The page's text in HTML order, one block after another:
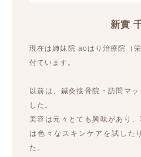
新實
現在は姉妹院 aoはり治療院（
付ています。
以前は、鍼灸接骨院・訪問マ
した。
美容は元々とても興味があり
は色々なスキンケアを試した
た。